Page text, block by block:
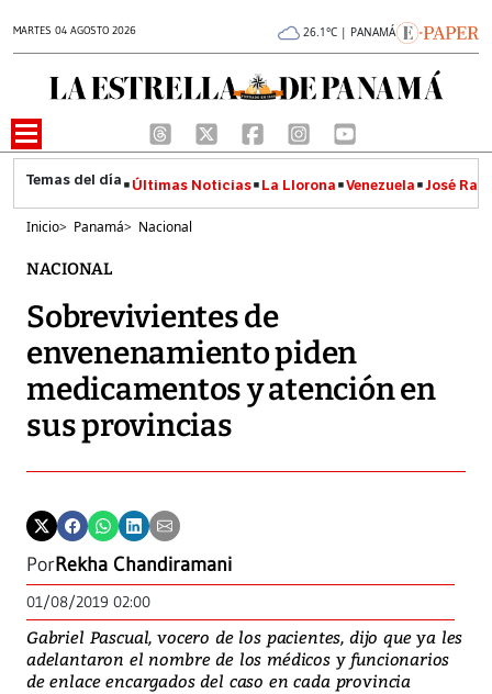
MARTES 04 AGOSTO 2026 26.1°C | PANAMÁ
Últimas Noticias La Llorona Venezuela José
Inicio> Panamá> Nacional
NACIONAL
Sobrevivientes de
envenenamiento piden
medicamentos y atención en
sus provincias
PorRekha Chandiramani
01/08/2019 02:00
Gabriel Pascual, vocero de los pacientes, dijo que ya les
adelantaron el nombre de los médicos y funcionarios
de enlace encargados del caso en cada provincia